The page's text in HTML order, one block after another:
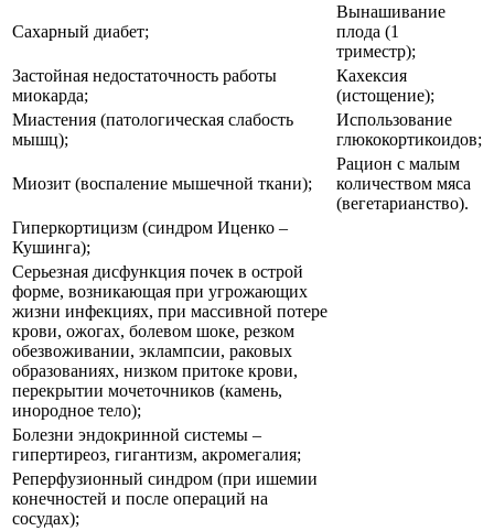
Сахарный диабет;
Вынашивание
плода (1
триместр);
Застойная недостаточность работы
миокарда;
Кахексия
(истощение);
Миастения (патологическая слабость
мышц);
Использование
глюкокортикоидов;
Миозит (воспаление мышечной ткани);
Рацион с малым
количеством мяса
(вегетарианство).
Гиперкортицизм (синдром Иценко –
Кушинга);
Серьезная дисфункция почек в острой
форме, возникающая при угрожающих
жизни инфекциях, при массивной потере
крови, ожогах, болевом шоке, резком
обезвоживании, эклампсии, раковых
образованиях, низком притоке крови,
перекрытии мочеточников (камень,
инородное тело);
Болезни эндокринной системы –
гипертиреоз, гигантизм, акромегалия;
Реперфузионный синдром (при ишемии
конечностей и после операций на
сосудах);